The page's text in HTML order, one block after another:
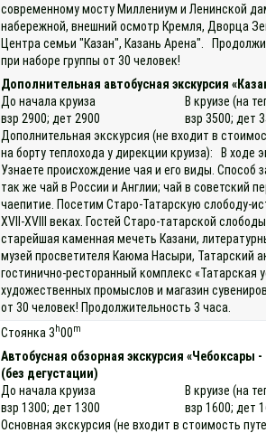
современному мосту Миллениум и Ленинской
набережной, внешний осмотр Кремля, Дворца
Центра семьи "Казан", Казань Арена".
при наборе группы от 30 человек!
Дополнительная автобусная экскурсия
До начала круиза
взр 2900; дет 2900
В круизе (на
взр 3500; дет
Дополнительная экскурсия (не входит в
на борту теплохода у дирекции круиза): В ходе
Узнаете происхождение чая и его виды. Способ
так же чай в России и Англии; чай в советский
чаепитие. Посетим Старо-Татарскую слободу-
XVII-XVIII веках. Гостей Старо-татарской
старейшая каменная мечеть Казани,
музей просветителя Каюма Насыри, Татарский
гостинично-ресторанный комплекс
художественных промыслов и магазин
от 30 человек! Продолжительность 3 часа.
Стоянка 3 h00m
Автобусная обзорная экскурсия
(без дегустации)
До начала круиза
взр 1300; дет 1300
В круизе (на
взр 1600; дет
Основная экскурсия (не входит в стоимость